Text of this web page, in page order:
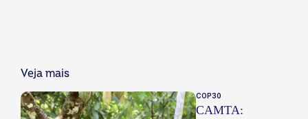
Veja mais
COP30
CAMTA: